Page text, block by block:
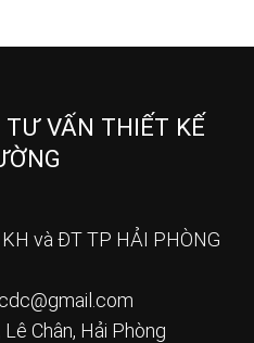
TƯ VẤN THIẾT KẾ
và ĐT TP HẢI PHÒNG
Chân, Hải Phòng